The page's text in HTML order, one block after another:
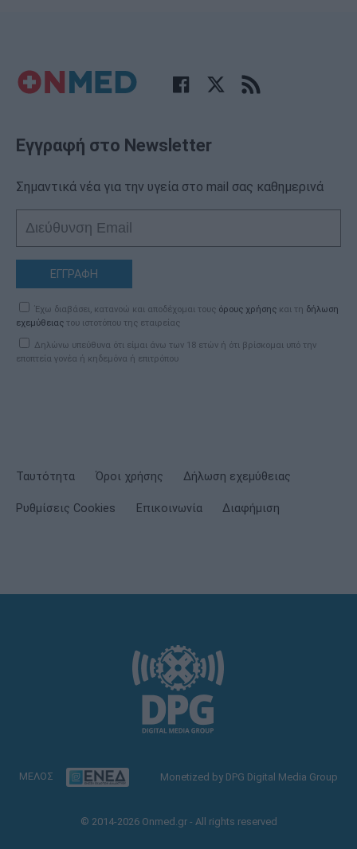
Εγγραφή στο Newsletter
Σημαντικά νέα για την υγεία στο mail σας καθημερινά
ΕΓΓΡΑΦΗ
Έχω διαβάσει, κατανοώ και αποδέχομαι τους όρους χρήσης και τη δήλωση
εχεμύθειας του ιστοτόπου της εταιρείας
Δηλώνω υπεύθυνα ότι είμαι άνω των 18 ετών ή ότι βρίσκομαι υπό την
εποπτεία γονέα ή κηδεμόνα ή επιτρόπου
Ταυτότητα Όροι χρήσης Δήλωση εχεμύθειας
Ρυθμίσεις Cookies Επικοινωνία Διαφήμιση
ΜΕΛΟΣ Monetized by DPG Digital Media Group
© 2014-2026 Onmed.gr - All rights reserved